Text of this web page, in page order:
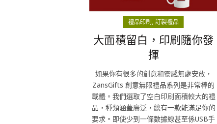
禮品印刷 訂製禮品
大面積留白，印刷隨你發
揮
如果你有很多的創意和靈感無處安放，
ZansGifts 創意無限禮品系列是非常棒的
載體。我們選取了空白印刷面積較大的禮
品，種類涵蓋廣泛，總有一款能滿足你的
要求。即使少到一條數據線甚至係USB手